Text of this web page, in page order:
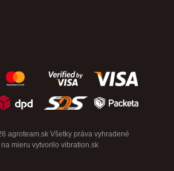
agroteam.sk Všetky práva vyhradené
mieru vytvorilo vibration.sk